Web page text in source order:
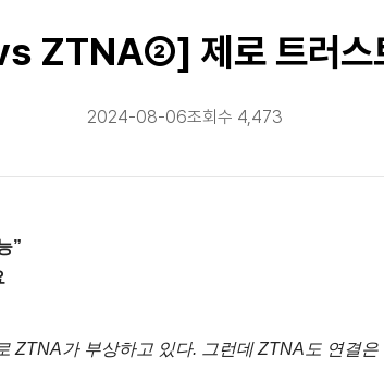
제로 트러스트
2024-08-06조회수 4,473
”
ZTNA가 부상하고 있다. 그런데 ZTNA도 연결